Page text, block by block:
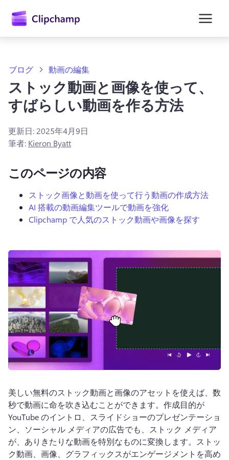
テ
ログイン
無料で試す
ブログ 動画の編集
ストック動画と画像を使って、
すばらしい動画を作る方法
更新日: 2025年4月9日
筆者: Kieron Byatt
このページの内容
ストック画像と動画を使って行う動画の作成方法
AI 搭載の動画編集ツールで動画を強化
Clipchamp で人気のストック動画や画像を探す
美しい無料のストック動画と画像のアセットを使えば、数
秒で動画に命を吹き込むことができます。 作成目的が
YouTube のイントロ、スライドショーのプレゼンテーショ
ン、ソーシャル メディアの広告でも、ストック メディア
が、ありきたりな動画を特別なものに変換します。 ストッ
ク動画、画像、グラフィックスがエンゲージメントを高め